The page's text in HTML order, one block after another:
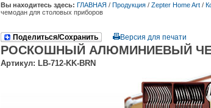
Вы находитесь здесь: ГЛАВНАЯ / Продукция / Zepter Home Art /
чемодан для столовых приборов
Поделиться/Сохранить Версия для печати
РОСКОШНЫЙ АЛЮМИНИЕВЫЙ
Артикул: LB-712-KK-BRN